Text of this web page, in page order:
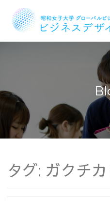
タグ: ガクチカ